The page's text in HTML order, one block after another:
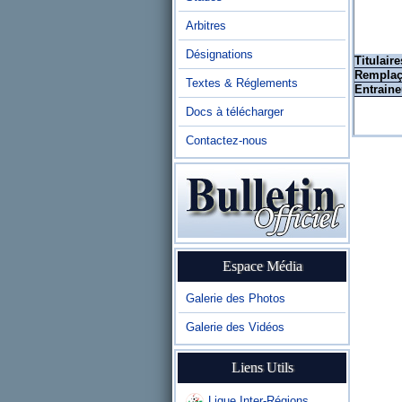
Arbitres
Désignations
Textes & Réglements
Docs à télécharger
Contactez-nous
Espace Média
Galerie des Photos
Galerie des Vidéos
Liens Utils